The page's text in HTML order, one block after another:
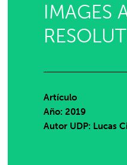
IMAGES
Artículo
Año: 2019
Autor UDP: Lucas